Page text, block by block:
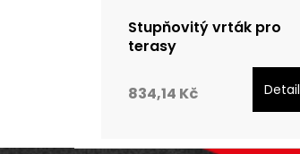
Stupňovitý vrták pro
terasy
834,14 Kč Detail